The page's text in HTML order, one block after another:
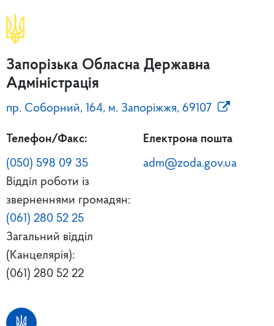
Запорізька Обласна Державна
Адміністрація
пр. Соборний, 164, м. Запоріжжя, 69107
Телефон/Факс:
(050) 598 09 35
Відділ роботи із
зверненнями громадян:
(061) 280 52 25
Загальний відділ
(Канцелярія):
(061) 280 52 22
Електрона пошта
adm@zoda.gov.ua